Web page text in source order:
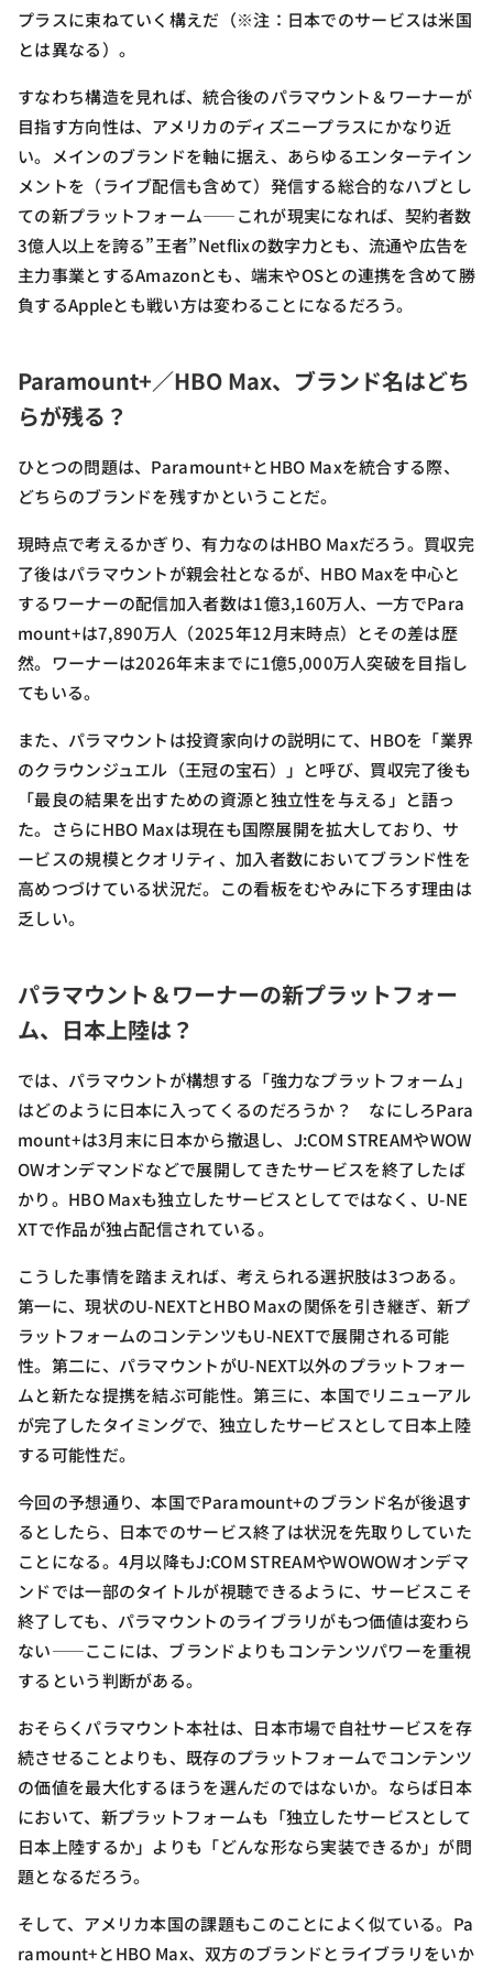
プラスに束ねていく構えだ（※注：日本でのサービスは米国
とは異なる）。
すなわち構造を見れば、統合後のパラマウント＆ワーナーが
目指す方向性は、アメリカのディズニープラスにかなり近
い。メインのブランドを軸に据え、あらゆるエンターテイン
メントを（ライブ配信も含めて）発信する総合的なハブとし
ての新プラットフォーム――これが現実になれば、契約者数
3億人以上を誇る”王者”Netflixの数字力とも、流通や広告を
主力事業とするAmazonとも、端末やOSとの連携を含めて勝
負するAppleとも戦い方は変わることになるだろう。
Paramount+／HBO Max、ブランド名はどち
らが残る？
ひとつの問題は、Paramount+とHBO Maxを統合する際、
どちらのブランドを残すかということだ。
現時点で考えるかぎり、有力なのはHBO Maxだろう。買収完
了後はパラマウントが親会社となるが、HBO Maxを中心と
するワーナーの配信加入者数は1億3,160万人、一方でPara
mount+は7,890万人（2025年12月末時点）とその差は歴
然。ワーナーは2026年末までに1億5,000万人突破を目指し
てもいる。
また、パラマウントは投資家向けの説明にて、HBOを「業界
のクラウンジュエル（王冠の宝石）」と呼び、買収完了後も
「最良の結果を出すための資源と独立性を与える」と語っ
た。さらにHBO Maxは現在も国際展開を拡大しており、サ
ービスの規模とクオリティ、加入者数においてブランド性を
高めつづけている状況だ。この看板をむやみに下ろす理由は
乏しい。
パラマウント＆ワーナーの新プラットフォー
ム、日本上陸は？
では、パラマウントが構想する「強力なプラットフォーム」
はどのように日本に入ってくるのだろうか？ なにしろPara
mount+は3月末に日本から撤退し、J:COM STREAMやWOW
OWオンデマンドなどで展開してきたサービスを終了したば
かり。HBO Maxも独立したサービスとしてではなく、U-NE
XTで作品が独占配信されている。
こうした事情を踏まえれば、考えられる選択肢は3つある。
第一に、現状のU-NEXTとHBO Maxの関係を引き継ぎ、新プ
ラットフォームのコンテンツもU-NEXTで展開される可能
性。第二に、パラマウントがU-NEXT以外のプラットフォー
ムと新たな提携を結ぶ可能性。第三に、本国でリニューアル
が完了したタイミングで、独立したサービスとして日本上陸
する可能性だ。
今回の予想通り、本国でParamount+のブランド名が後退す
るとしたら、日本でのサービス終了は状況を先取りしていた
ことになる。4月以降もJ:COM STREAMやWOWOWオンデマ
ンドでは一部のタイトルが視聴できるように、サービスこそ
終了しても、パラマウントのライブラリがもつ価値は変わら
ない――ここには、ブランドよりもコンテンツパワーを重視
するという判断がある。
おそらくパラマウント本社は、日本市場で自社サービスを存
続させることよりも、既存のプラットフォームでコンテンツ
の価値を最大化するほうを選んだのではないか。ならば日本
において、新プラットフォームも「独立したサービスとして
日本上陸するか」よりも「どんな形なら実装できるか」が問
題となるだろう。
そして、アメリカ本国の課題もこのことによく似ている。Pa
ramount+とHBO Max、双方のブランドとライブラリをいか